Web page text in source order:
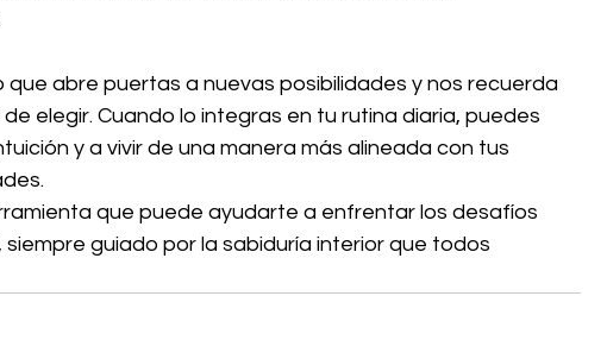
que abre puertas a nuevas posibilidades y nos recuerda
elegir. Cuando lo integras en tu rutina diaria, puedes
y a vivir de una manera más alineada con tus
que puede ayudarte a enfrentar los desafíos
guiado por la sabiduría interior que todos